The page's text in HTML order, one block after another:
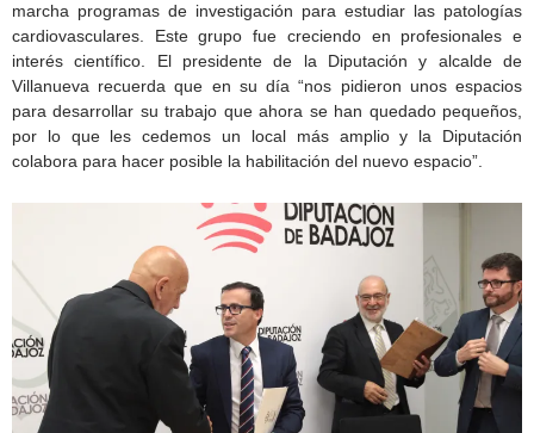
marcha programas de investigación para estudiar las patologías
cardiovasculares. Este grupo fue creciendo en profesionales e
interés científico. El presidente de la Diputación y alcalde de
Villanueva recuerda que en su día “nos pidieron unos espacios
para desarrollar su trabajo que ahora se han quedado pequeños,
por lo que les cedemos un local más amplio y la Diputación
colabora para hacer posible la habilitación del nuevo espacio”.